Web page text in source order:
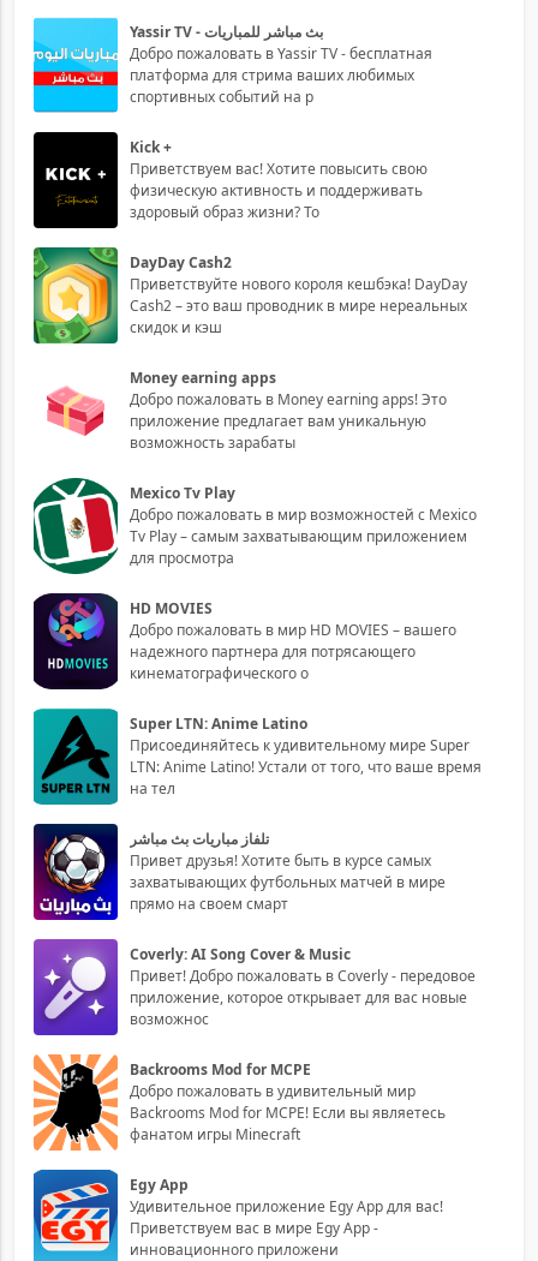
Yassir TV - بث مباشر للمباريات
Добро пожаловать в Yassir TV - бесплатная
платформа для стрима ваших любимых
спортивных событий на р
Kick +
Приветствуем вас! Хотите повысить свою
физическую активность и поддерживать
здоровый образ жизни? То
DayDay Cash2
Приветствуйте нового короля кешбэка! DayDay
Cash2 – это ваш проводник в мире нереальных
скидок и кэш
Money earning apps
Добро пожаловать в Money earning apps! Это
приложение предлагает вам уникальную
возможность зарабаты
Mexico Tv Play
Добро пожаловать в мир возможностей с Mexico
Tv Play – самым захватывающим приложением
для просмотра
HD MOVIES
Добро пожаловать в мир HD MOVIES – вашего
надежного партнера для потрясающего
кинематографического о
Super LTN: Anime Latino
Присоединяйтесь к удивительному мире Super
LTN: Anime Latino! Устали от того, что ваше время
на тел
تلفاز مباريات بث مباشر
Привет друзья! Хотите быть в курсе самых
захватывающих футбольных матчей в мире
прямо на своем смарт
Coverly: AI Song Cover & Music
Привет! Добро пожаловать в Coverly - передовое
приложение, которое открывает для вас новые
возможнос
Backrooms Mod for MCPE
Добро пожаловать в удивительный мир
Backrooms Mod for MCPE! Если вы являетесь
фанатом игры Minecraft
Egy App
Удивительное приложение Egy App для вас!
Приветствуем вас в мире Egy App -
инновационного приложени